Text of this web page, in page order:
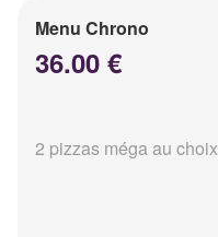
Menu Chrono
36.00 €
2 pizzas méga au